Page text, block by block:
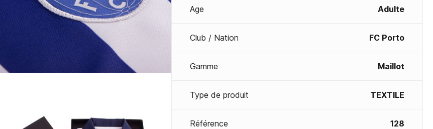
Age Adulte
Club / Nation FC Porto
Gamme Maillot
Type de produit TEXTILE
Référence 128